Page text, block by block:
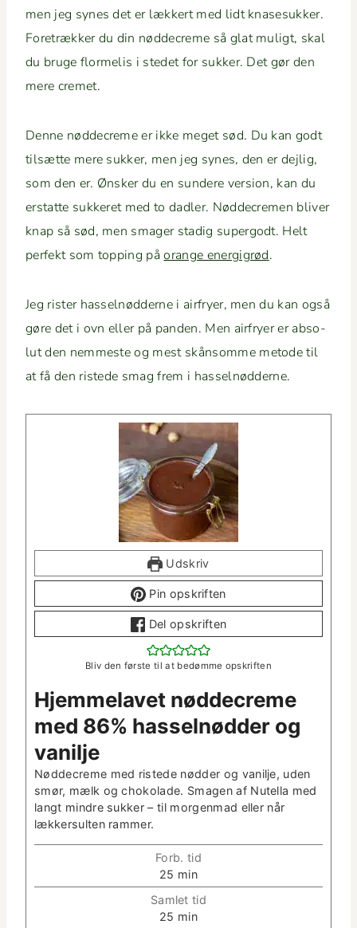
men jeg synes det er lækkert med lidt knas­esukker.
Fore­trækker du din nød­decreme så glat muligt, skal
du bruge flormelis i stedet for sukker. Det gør den
mere cremet.
Denne nød­decreme er ikke meget sød. Du kan godt
tilsætte mere sukker, men jeg synes, den er dejlig,
som den er. Ønsker du en sun­dere ver­sion, kan du
erstat­te sukkeret med to dadler. Nød­decre­men bliv­er
knap så sød, men smager stadig super­godt. Helt
per­fekt som top­ping påorange energi­grød.
Jeg ris­ter has­sel­nød­derne i air­fry­er, men du kan også
gøre det i ovn eller på pan­den. Men air­fry­er er abso­
lut den nemmeste og mest skån­somme metode til
at få den rist­ede smag frem i hasselnødderne.
Udskriv
Pin opskriften
Del opskriften
Bliv den første til at bedømme opskriften
Hjem­melavet nød­decreme
med 86% has­sel­nød­der og
vanilje
Nød­decreme med rist­ede nød­der og vanil­je, uden
smør, mælk og choko­lade. Sma­gen af Nutel­la med
langt min­dre sukker – til mor­gen­mad eller når
lækker­sul­ten rammer.
Forb. tid
25 m
i
n
min
Sam­let tid
25 m
min